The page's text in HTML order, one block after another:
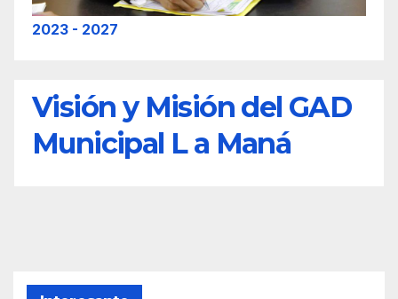
2023 - 2027
Visión y Misión del GAD
Municipal L a Maná